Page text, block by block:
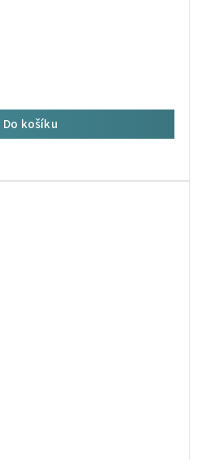
Do košíku